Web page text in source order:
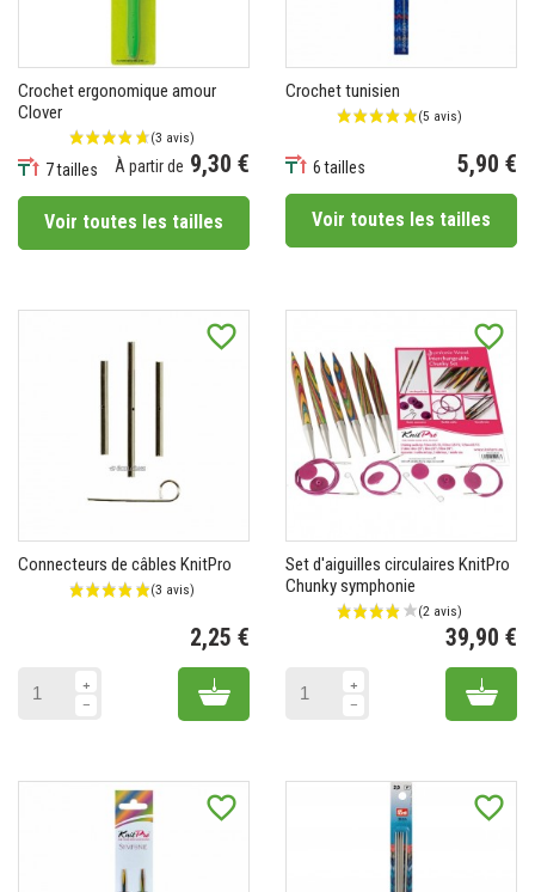
Crochet ergonomique amour
Clover
7 tailles À partir de 9,30 €
Voir toutes les tailles
Crochet tunisien
6 tailles 5,90 €
Voir toutes les tailles
favorite_border
Connecteurs de câbles KnitPro
2,25 €
Add to cart
favorite_border
Set d'aiguilles circulaires KnitPro
Chunky symphonie
39,90 €
Add
favorite_border favorite_border